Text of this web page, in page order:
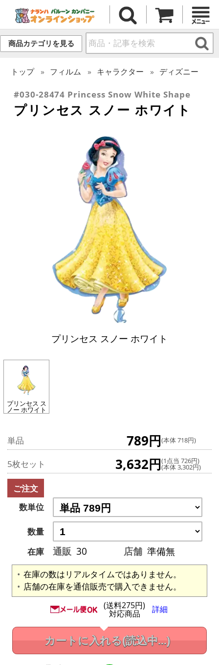
商品カテゴリを見る
トップ フィルム キャラクター ディズニー
#030-28474 Princess Snow White Shape
プリンセス スノー ホワイト
プリンセス スノー ホワイト
プリンセス ス
ノー ホワイト
単品 789円(本体 718円)
5枚セット 3,632円(1点当 726円)
(本体 3,302円)
ご注文
数単位
数量
在庫
通販 30 店舗 準備無
在庫の数はリアルタイムではありません。
店舗の在庫を通信販売で購入できません。
(送料275円)
対応商品 詳細
カートに入れる(読込中...)